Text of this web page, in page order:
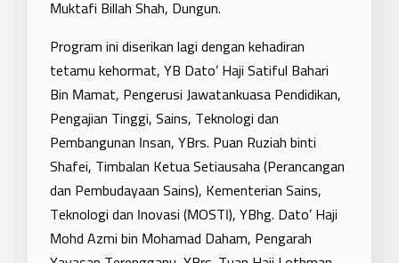
Muktafi Billah Shah, Dungun.
Program ini diserikan lagi dengan kehadiran
tetamu kehormat, YB Dato’ Haji Satiful Bahari
Bin Mamat, Pengerusi Jawatankuasa Pendidikan,
Pengajian Tinggi, Sains, Teknologi dan
Pembangunan Insan, YBrs. Puan Ruziah binti
Shafei, Timbalan KetuaSetiausaha (Perancangan
dan Pembudayaan Sains), Kementerian Sains,
Teknologi dan Inovasi (MOSTI), YBhg. Dato’ Haji
Mohd Azmi bin Mohamad Daham, Pengarah